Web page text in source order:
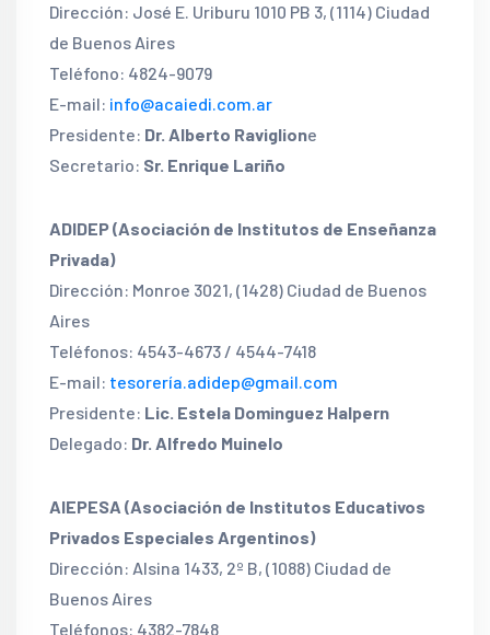
Dirección: José E. Uriburu 1010 PB 3, (1114) Ciudad
de Buenos Aires
Teléfono: 4824-9079
E-mail: info@acaiedi.com.ar
Presidente: Dr. Alberto Raviglione
Secretario: Sr. Enrique Lariño
ADIDEP (Asociación de Institutos de Enseñanza
Privada)
Dirección: Monroe 3021, (1428) Ciudad de Buenos
Aires
Teléfonos: 4543-4673 / 4544-7418
E-mail: tesorería.adidep@gmail.com
Presidente: Lic. Estela Dominguez Halpern
Delegado: Dr. Alfredo Muinelo
AIEPESA (Asociación de Institutos Educativos
Privados Especiales Argentinos)
Dirección: Alsina 1433, 2º B, (1088) Ciudad de
Buenos Aires
Teléfonos: 4382-7848